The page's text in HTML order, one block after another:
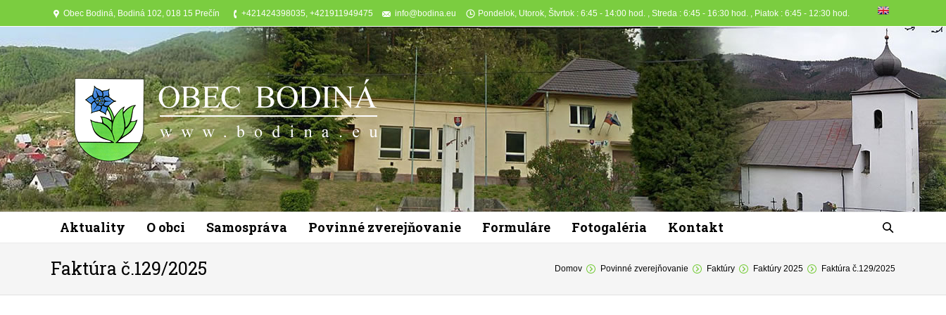
Obec Bodiná, Bodiná 102, 018 15 Prečín +421424398035, +421911949475 info@bodina.eu Pondelok, Utorok, Štvrtok : 6:45 - 14:00 hod. , Streda : 6:45 - 16:30 hod. , Piatok : 6:45 - 12:30 hod.
Aktuality O obci Samospráva Povinné zverejňovanie Formuláre Fotogaléria Kontakt
Faktúra č.129/2025 Domov Povinné zverejňovanie Faktúry Faktúry 2025 Faktúra č.129/2025